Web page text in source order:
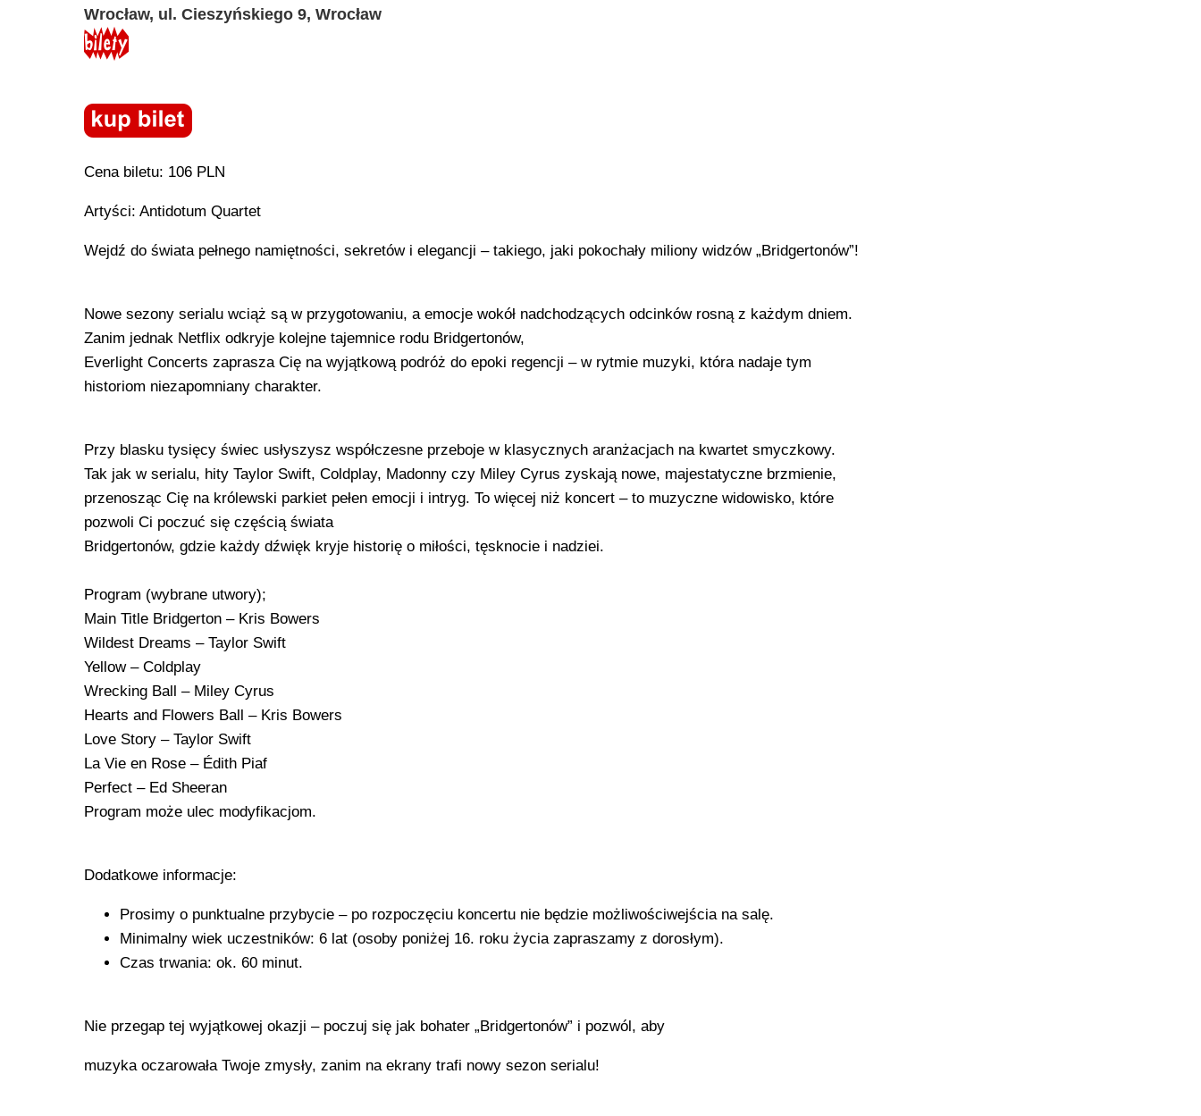
Wrocław, ul. Cieszyńskiego 9, Wrocław
Cena biletu: 106 PLN
Artyści: Antidotum Quartet
Wejdź do świata pełnego namiętności, sekretów i elegancji – takiego, jaki pokochały miliony widzów „Bridgertonów”!
Nowe sezony serialu wciąż są w przygotowaniu, a emocje wokół nadchodzących odcinków rosną z każdym dniem.
Zanim jednak Netflix odkryje kolejne tajemnice rodu Bridgertonów,
Everlight Concerts zaprasza Cię na wyjątkową podróż do epoki regencji – w rytmie muzyki, która nadaje tym
historiom niezapomniany charakter.
Przy blasku tysięcy świec usłyszysz współczesne przeboje w klasycznych aranżacjach na kwartet smyczkowy.
Tak jak w serialu, hity Taylor Swift, Coldplay, Madonny czy Miley Cyrus zyskają nowe, majestatyczne brzmienie,
przenosząc Cię na królewski parkiet pełen emocji i intryg. To więcej niż koncert – to muzyczne widowisko, które
pozwoli Ci poczuć się częścią świata
Bridgertonów, gdzie każdy dźwięk kryje historię o miłości, tęsknocie i nadziei.
Program (wybrane utwory);
Main Title Bridgerton – Kris Bowers
Wildest Dreams – Taylor Swift
Yellow – Coldplay
Wrecking Ball – Miley Cyrus
Hearts and Flowers Ball – Kris Bowers
Love Story – Taylor Swift
La Vie en Rose – Édith Piaf
Perfect – Ed Sheeran
Program może ulec modyfikacjom.
Dodatkowe informacje:
Prosimy o punktualne przybycie – po rozpoczęciu koncertu nie będzie możliwości​wejścia na salę.
Minimalny wiek uczestników: 6 lat (osoby poniżej 16. roku życia zapraszamy z dorosłym).
Czas trwania: ok. 60 minut.
Nie przegap tej wyjątkowej okazji – poczuj się jak bohater „Bridgertonów” i pozwól, aby
muzyka oczarowała Twoje zmysły, zanim na ekrany trafi nowy sezon serialu!